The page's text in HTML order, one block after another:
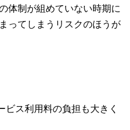
体制が組めていない時期に
ってしまうリスクのほうが
ビス利用料の負担も大きく